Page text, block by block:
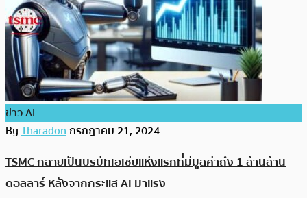
ข่าว AI
ByTharadonกรกฎาคม 21, 2024
TSMC กลายเป็นบริษัทเอเชียแห่งแรกที่มีมูลค่าถึง 1 ล้านล้าน
ดอลลาร์ หลังจากกระแส AI มาแรง